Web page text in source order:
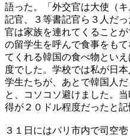
語った。「外交官は大使（
記官、３等書記官ら３人だ
官は家族を連れてくること
の留学生を呼んで食事をも
てくれる韓国の食べ物とい
度でした。学校では私が日
学生たちが、あとで韓国人
と、コソコソ避けました。
得が２０ドル程度だったと記
３１日にはパリ市内で司空